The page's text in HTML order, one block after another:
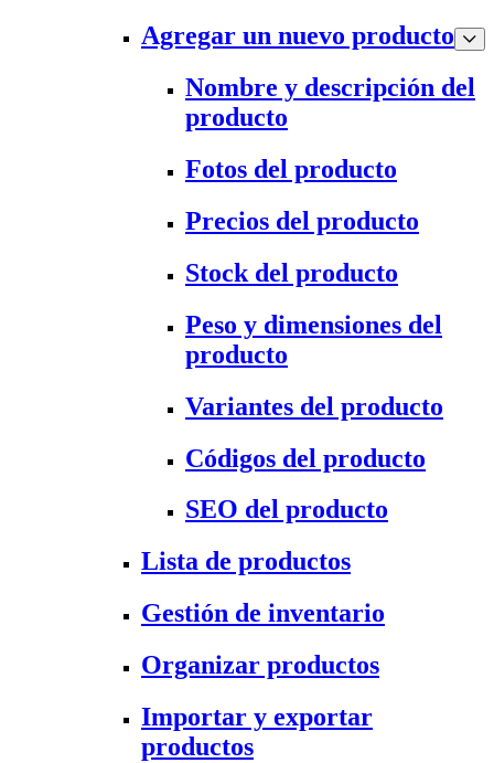
Agregar un nuevo producto
Nombre y descripción del
producto
Fotos del producto
Precios del producto
Stock del producto
Peso y dimensiones del
producto
Variantes del producto
Códigos del producto
SEO del producto
Lista de productos
Gestión de inventario
Organizar productos
Importar y exportar
productos